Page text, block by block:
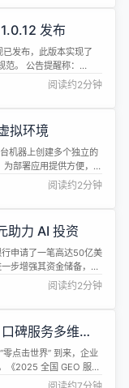
7月，美国政府还发布
意识形态偏见，但如何
发布
发布，此版本实现了
。 公告提醒称：
户应注意，作为 Java EE
分，Java EE 已从
，因此所有已实施 API
阅读约2分钟
拟环境
机器上创建多个独立的
部署应用提供方便，把
务器上再折腾一翻。 新
解耦发现模块#2956
阅读约2分钟
助力 AI 投资
申请了一笔高达50亿美
步增强其资金储备，助
工智能（AI）领域的布
计划通过抵押旗下芯片
贷款。这样的保证金贷
科技项目中。具体来
今年...
阅读约2分钟
碑服务多维分
点击世界” 到来，企业
《2025 全国 GEO 服务
力，更暗藏不同规模、